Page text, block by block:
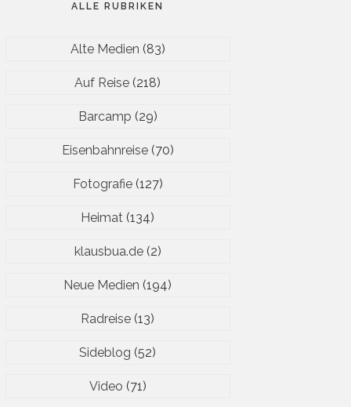
ALLE RUBRIKEN
Alte Medien (83)
Auf Reise (218)
Barcamp (29)
Eisenbahnreise(70)
Fotografie(127)
Heimat (134)
klausbua.de(2)
Neue Medien (194)
Radreise (13)
Sideblog (52)
Video (71)